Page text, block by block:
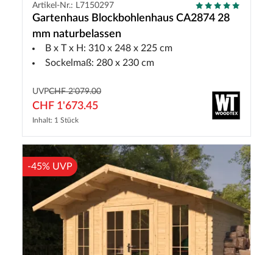
Artikel-Nr.: L7150297
Gartenhaus Blockbohlenhaus CA2874 28
mm naturbelassen
B x T x H: 310 x 248 x 225 cm
Sockelmaß: 280 x 230 cm
UVPCHF 2'079.00
CHF 1'673.45
Inhalt: 1 Stück
-45% UVP